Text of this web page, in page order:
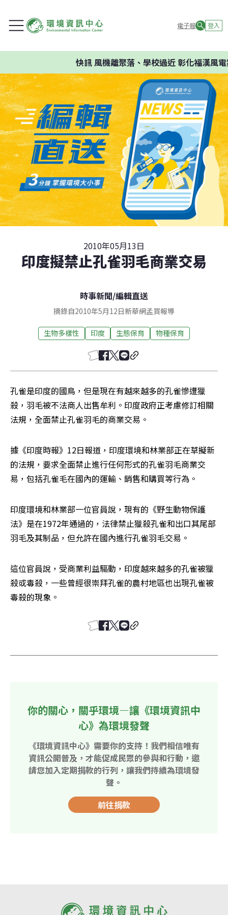
電子報 登入
快訊風機離聚落、學校過近 彰化福漢風電
2010年05月13日
印度擬禁止孔雀羽毛商業交易
時事新聞/編輯直送
摘錄自2010年5月12日新華網孟買報導
生物多樣性 印度 生態保育 物種保育
孔雀是印度的國鳥，但是現在有越來越多的孔雀慘遭獵
殺，羽毛被不法商人出售牟利。印度政府正考慮修訂相關
法規，全面禁止孔雀羽毛的商業交易。
據《印度時報》12日報道，印度環境和林業部正在草擬新
的法規，要求全面禁止進行任何形式的孔雀羽毛商業交
易，包括孔雀毛在國內的運輸、銷售和購買等行為。
印度環境和林業部一位官員說，現有的《野生動物保護
法》是在1972年通過的，法律禁止獵殺孔雀和出口其尾部
羽毛及其制品，但允許在國內進行孔雀羽毛交易。
這位官員說，受商業利益驅動，印度越來越多的孔雀被獵
殺或毒殺，一些曾經很崇拜孔雀的農村地區也出現孔雀被
毒殺的現象。
你的關心，關乎環境—讓《環境資訊中
心》為環境發聲
《環境資訊中心》需要你的支持！我們相信唯有
資訊公開普及，才能促成民眾的參與和行動，邀
請您加入定期捐款的行列，讓我們持續為環境發
聲。
前往捐款